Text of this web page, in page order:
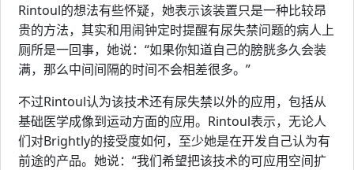
Rintoul的想法有些怀疑，她表示该装置只是一种比较昂
贵的方法，其实和用闹钟定时提醒有尿失禁问题的病人上
厕所是一回事，她说：“如果你知道自己的膀胱多久会装
满，那么中间间隔的时间不会相差很多。”
不过Rintoul认为该技术还有尿失禁以外的应用，包括从
基础医学成像到运动方面的应用。Rintoul表示，无论人
们对Brightly的接受度如何，至少她是在开发自己认为有
前途的产品。她说：“我们希望把该技术的可应用空间扩